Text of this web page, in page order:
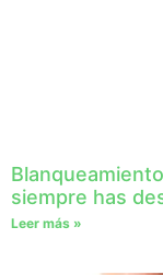
siempre has
Leer más »